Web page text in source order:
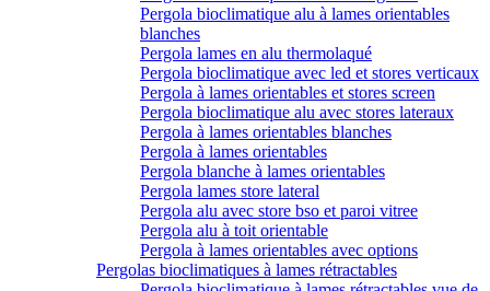
Pergola bioclimatique alu à lames orientables
blanches
Pergola lames en alu thermolaqué
Pergola bioclimatique avec led et stores verticaux
Pergola à lames orientables et stores screen
Pergola bioclimatique alu avec stores lateraux
Pergola à lames orientables blanches
Pergola à lames orientables
Pergola blanche à lames orientables
Pergola lames store lateral
Pergola alu avec store bso et paroi vitree
Pergola alu à toit orientable
Pergola à lames orientables avec options
Pergolas bioclimatiques à lames rétractables